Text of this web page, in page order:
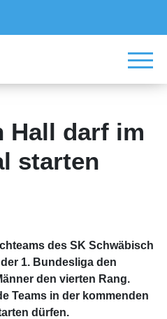
Hall darf im
starten
des SK Schwäbisch
1. Bundesliga den
den vierten Rang.
Teams in der kommenden
dürfen.